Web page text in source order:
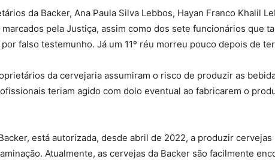
da Backer, Ana Paula Silva Lebbos, Hayan Franco Khalil
pela Justiça, assim como dos sete funcionários que
falso testemunho. Já um 11º réu morreu pouco depois de
da cervejaria assumiram o risco de produzir as
teriam agido com dolo eventual ao fabricarem o
está autorizada, desde abril de 2022, a produzir
Atualmente, as cervejas da Backer são facilmente